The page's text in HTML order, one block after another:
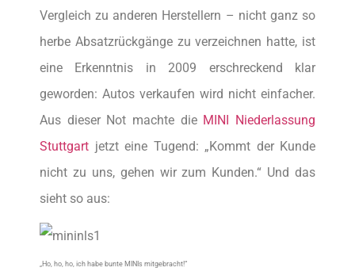
Vergleich zu anderen Herstellern – nicht ganz so
herbe Absatzrückgänge zu verzeichnen hatte, ist
eine Erkenntnis in 2009 erschreckend klar
geworden: Autos verkaufen wird nicht einfacher.
Aus dieser Not machte die MINI Niederlassung
Stuttgart jetzt eine Tugend: „Kommt der Kunde
nicht zu uns, gehen wir zum Kunden.“ Und das
sieht so aus:
„Ho, ho, ho, ich habe bunte MINIs mitgebracht!“